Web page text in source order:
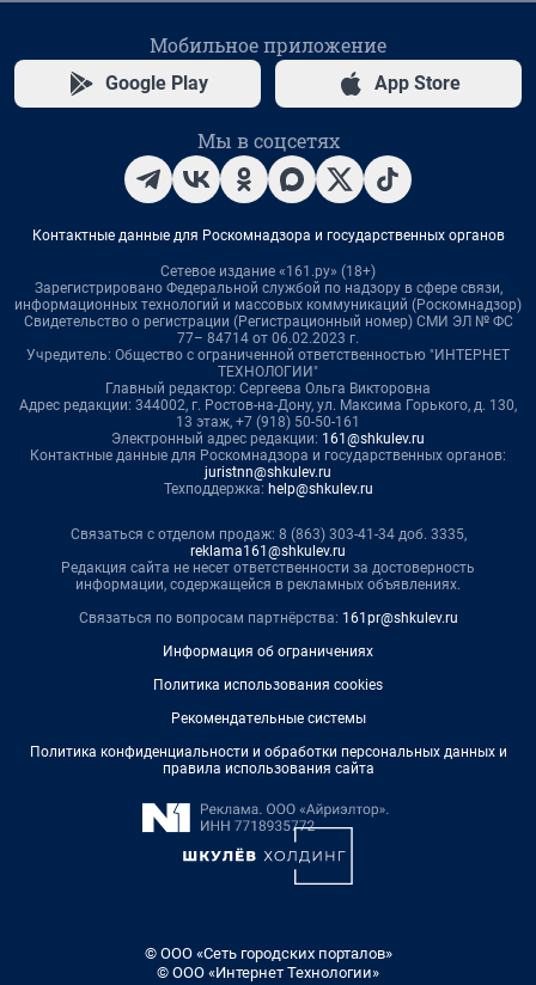
Мобильное приложение
Google Play App Store
Мы в соцсетях
Контактные данные для Роскомнадзора и государственных органов
Сетевое издание «161.ру» (18+)
Зарегистрировано Федеральной службой по надзору в сфере связи,
информационных технологий и массовых коммуникаций (Роскомнадзор)
Свидетельство о регистрации (Регистрационный номер) СМИ ЭЛ № ФС
77– 84714 от 06.02.2023 г.
Учредитель: Общество с ограниченной ответственностью "ИНТЕРНЕТ
ТЕХНОЛОГИИ"
Главный редактор: Сергеева Ольга Викторовна
Адрес редакции: 344002, г. Ростов-на-Дону, ул. Максима Горького, д. 130,
13 этаж, +7 (918) 50-50-161
Электронный адрес редакции: 161@shkulev.ru
Контактные данные для Роскомнадзора и государственных органов:
juristnn@shkulev.ru
Техподдержка: help@shkulev.ru
Связаться с отделом продаж: 8 (863) 303-41-34 доб. 3335,
reklama161@shkulev.ru
Редакция сайта не несет ответственности за достоверность
информации, содержащейся в рекламных объявлениях.
Связаться по вопросам партнёрства: 161pr@shkulev.ru
Информация об ограничениях
Политика использования cookies
Рекомендательные системы
Политика конфиденциальности и обработки персональных данных и
правила использования сайта
© ООО «Сеть городских порталов»
© ООО «Интернет Технологии»